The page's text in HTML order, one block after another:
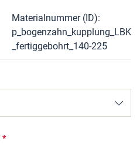
Materialnummer (ID)
p_bogenzahn_kupplung_LBK
_fertiggebohrt_140-225